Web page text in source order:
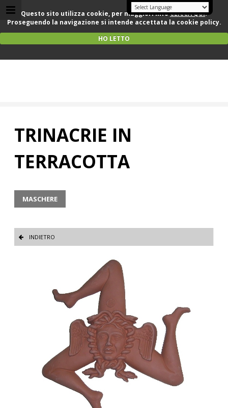
Questo sito utilizza cookie, per maggiori infoCLICCA QUI.
Proseguendo la navigazione si intende accettata la cookie policy.
HO LETTO
TRINACRIE IN
TERRACOTTA
MASCHERE
INDIETRO